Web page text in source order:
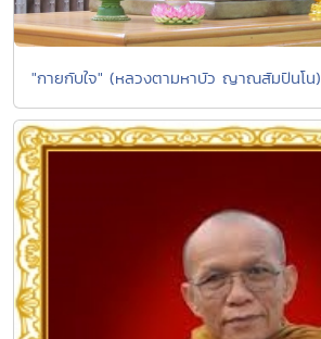
"กายกับใจ" (หลวงตามหาบัว ญาณสัมปันโน)